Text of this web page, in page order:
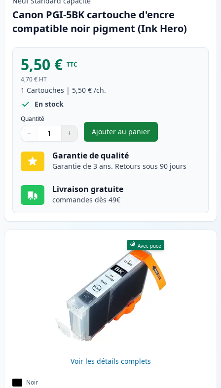
Canon PGI-5BK cartouche d'encre
compatible noir pigment (Ink Hero)
5,50 € TTC
4,70 € HT
1 Cartouches | 5,50 € /ch.
En stock
Quantité
Quantité
Utilisez les boutons pour ajuster
− +
Quantité
Ajouter au panier
,Canon PGI-5BK cartouche
Garantie de qualité
Garantie de 3 ans. Retours sous 90 jours
Livraison gratuite
commandes dès 49€
Avec puce
Voir les détails complets
Noir